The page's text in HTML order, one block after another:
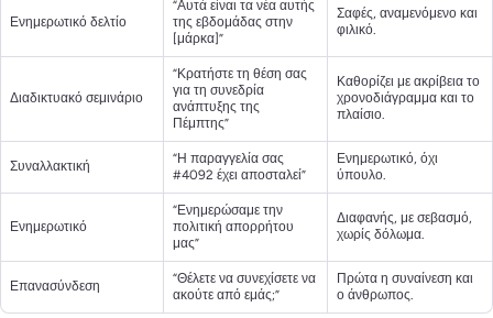
Ενημερωτικό δελτίο
“Αυτά είναι τα νέα αυτής
της εβδομάδας στην
[μάρκα]”
Σαφές, αναμενόμενο και
φιλικό.
Διαδικτυακό σεμινάριο
“Κρατήστε τη θέση σας
για τη συνεδρία
ανάπτυξης της
Πέμπτης”
Καθορίζει με ακρίβεια το
χρονοδιάγραμμα και το
πλαίσιο.
Συναλλακτική
“Η παραγγελία σας
#4092 έχει αποσταλεί”
Ενημερωτικό, όχι
ύπουλο.
Ενημερωτικό
“Ενημερώσαμε την
πολιτική απορρήτου
μας”
Διαφανής, με σεβασμό,
χωρίς δόλωμα.
Επανασύνδεση
“Θέλετε να συνεχίσετε να
ακούτε από εμάς;”
Πρώτα η συναίνεση και
ο άνθρωπος.